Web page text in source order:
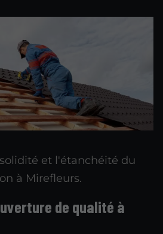
et l'étanchéité du
à Mirefleurs.
de qualité à